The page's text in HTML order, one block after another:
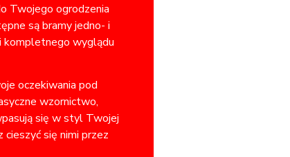
Twojego ogrodzenia
są bramy jedno- i
kompletnego wyglądu
oczekiwania pod
wzornictwo,
się w styl Twojej
się nimi przez